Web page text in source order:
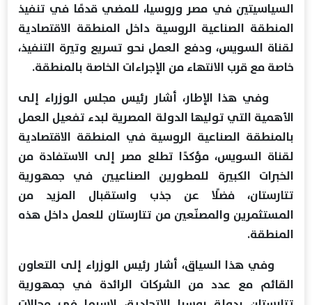
السياسيتين في مصر وروسيا، للمضي قدمًا في تنفيذ
المنطقة الصناعية الروسية داخل المنطقة الاقتصادية
لقناة السويس، ودفع العمل نحو تسريع وتيرة التنفيذ،
خاصة مع قرب الانتهاء من الإجراءات الخاصة بالمنطقة.
وفي هذا الإطار، أشار رئيس مجلس الوزراء إلى
الأهمية التي توليها الدولة المصرية لبدء تفعيل العمل
بالمنطقة الصناعية الروسية في المنطقة الاقتصادية
لقناة السويس، مؤكدًا تطلع مصر إلى الاستفادة من
الخبرات الكبيرة للمطورين الصناعيين في جمهورية
تتارستان، فضلًا عن جذب واستقبال المزيد من
المستثمرين والمصنّعين من تتارستان للعمل داخل هذه
المنطقة.
وفي هذا السياق، أشار رئيس الوزراء إلى التعاون
القائم مع عدد من الشركات الرائدة في جمهورية